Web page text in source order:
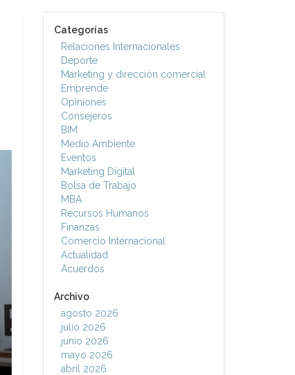
Categorías
Relaciones Internacionales
Deporte
Marketing y dirección comercial
Emprende
Opiniones
Consejeros
BIM
Medio Ambiente
Eventos
Marketing Digital
Bolsa de Trabajo
MBA
Recursos Humanos
Finanzas
Comercio Internacional
Actualidad
Acuerdos
Archivo
agosto 2026
julio 2026
junio 2026
mayo 2026
abril 2026